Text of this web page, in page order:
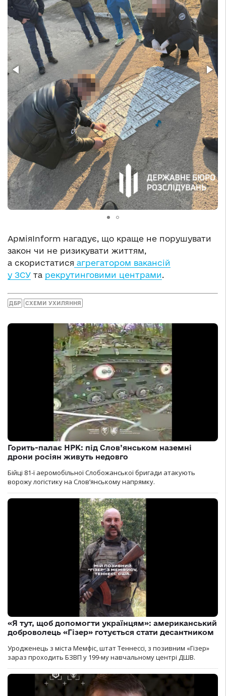
АрміяInform нагадує, що краще не порушувати
закон чи не ризикувати життям,
а скористатися агрегатором вакансій
у ЗСУ та рекрутинговими центрами.
ДБР СХЕМИ УХИЛЯННЯ
Горить-палає НРК: під Слов’янськом наземні
дрони росіян живуть недовго
Бійці 81-ї аеромобільної Слобожанської бригади атакують
ворожу логістику на Словʼянському напрямку.
«Я тут, щоб допомогти українцям»: американський
доброволець «Гізер» готується стати десантником
Уродженець з міста Мемфіс, штат Теннессі, з позивним «Гізер»
зараз проходить БЗВП у 199-му навчальному центрі ДШВ.